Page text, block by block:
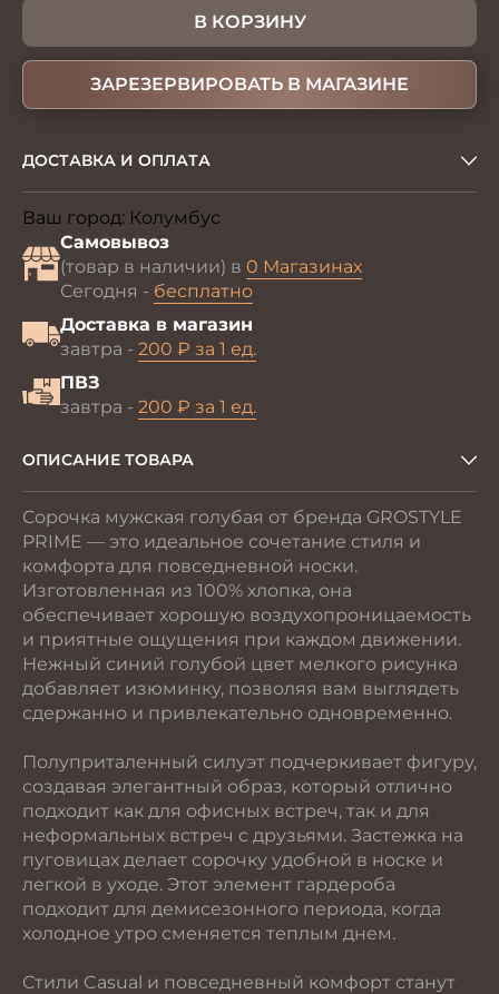
В КОРЗИНУ
ЗАРЕЗЕРВИРОВАТЬ В МАГАЗИНЕ
ДОСТАВКА И ОПЛАТА
Ваш город: Колумбус
Самовывоз
(товар в наличии) в 0 Магазинах
Сегодня - бесплатно
Доставка в магазин
завтра - 200 ₽ за 1 ед.
ПВЗ
завтра - 200 ₽ за 1 ед.
ОПИСАНИЕ ТОВАРА
Сорочка мужская голубая от бренда GROSTYLE
PRIME — это идеальное сочетание стиля и
комфорта для повседневной носки.
Изготовленная из 100% хлопка, она
обеспечивает хорошую воздухопроницаемость
и приятные ощущения при каждом движении.
Нежный синий голубой цвет мелкого рисунка
добавляет изюминку, позволяя вам выглядеть
сдержанно и привлекательно одновременно.
Полуприталенный силуэт подчеркивает фигуру,
создавая элегантный образ, который отлично
подходит как для офисных встреч, так и для
неформальных встреч с друзьями. Застежка на
пуговицах делает сорочку удобной в носке и
легкой в уходе. Этот элемент гардероба
подходит для демисезонного периода, когда
холодное утро сменяется теплым днем.
Стили Casual и повседневный комфорт станут